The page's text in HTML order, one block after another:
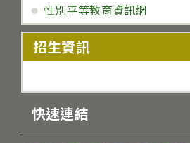
性別平等教育資訊網
招生資訊
快速連結